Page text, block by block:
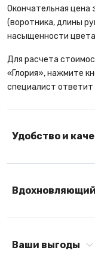
Окончательная цена
(воротника, длины
насыщенности
Для расчета
«Глория», нажмите
специалист
Удобство и
Ваши выгоды